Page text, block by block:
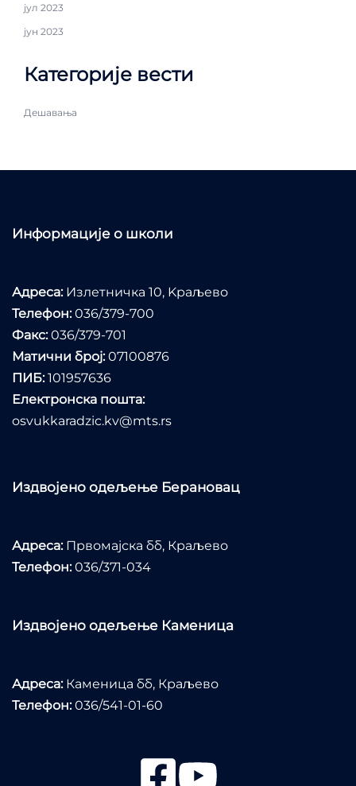
јул 2023
јун 2023
Категорије вести
Дешавања
Информације о школи
Адреса:Излетничка 10, Kраљево
Телефон:036/379-700
Факс:036/379-701
Матични број:07100876
ПИБ:101957636
Електронска пошта:
osvukkaradzic.kv@mts.rs
Издвојено одељење Берановац
Адреса:Првомајска бб, Краљево
Телефон:036/371-034
Издвојено одељење Каменица
Адреса:Каменица бб, Краљево
Телефон:036/541-01-60